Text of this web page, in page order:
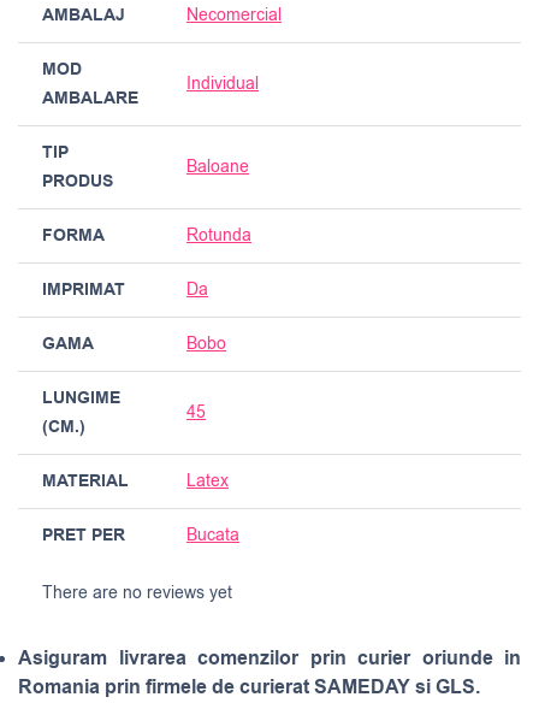
AMBALAJ Necomercial
MOD
AMBALARE
Individual
TIP
PRODUS
Baloane
FORMA Rotunda
IMPRIMAT Da
GAMA Bobo
LUNGIME
(CM.)
45
MATERIAL Latex
PRET PER Bucata
There are no reviews yet
Asiguram livrarea comenzilor prin curier oriunde in
Romania prin firmele de curierat SAMEDAY si GLS.